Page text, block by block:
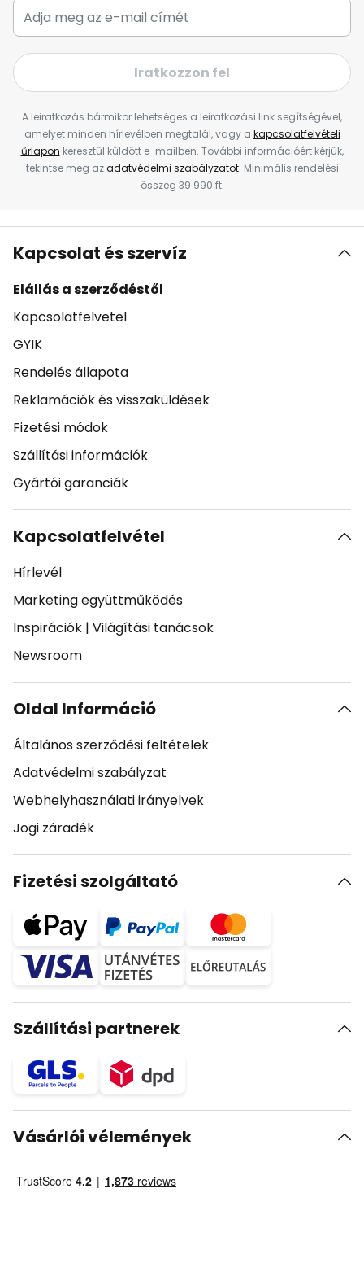
Iratkozzon fel
A leiratkozás bármikor lehetséges a leiratkozási link segítségével,
amelyet minden hírlevélben megtalál, vagy a kapcsolatfelvételi
űrlapon keresztül küldött e-mailben. További információért kérjük,
tekintse meg azadatvédelmi szabályzatot. Minimális rendelési
összeg 39 990 ft.
Kapcsolat és szervíz
Elállás a szerződéstől
Kapcsolatfelvetel
GYIK
Rendelés állapota
Reklamációk és visszaküldések
Fizetési módok
Szállítási információk
Gyártói garanciák
Kapcsolatfelvétel
Hírlevél
Marketing együttműködés
Inspirációk | Világítási tanácsok
Newsroom
Oldal Információ
Általános szerződési feltételek
Adatvédelmi szabályzat
Webhelyhasználati irányelvek
Jogi záradék
Fizetési szolgáltató
Szállítási partnerek
Vásárlói vélemények